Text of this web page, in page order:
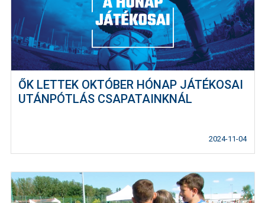
ŐK LETTEK OKTÓBER HÓNAP JÁTÉKOSAI
UTÁNPÓTLÁS CSAPATAINKNÁL
2024-11-04